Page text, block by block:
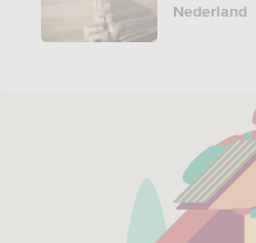
Nederland